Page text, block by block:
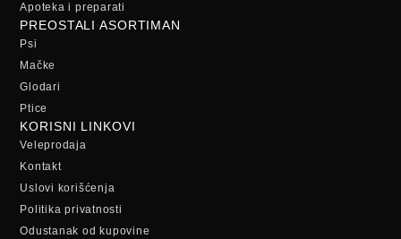
Apoteka i preparati
PREOSTALI ASORTIMAN
Psi
Mačke
Glodari
Ptice
KORISNI LINKOVI
Veleprodaja
Kontakt
Uslovi korišćenja
Politika privatnosti
Odustanak od kupovine